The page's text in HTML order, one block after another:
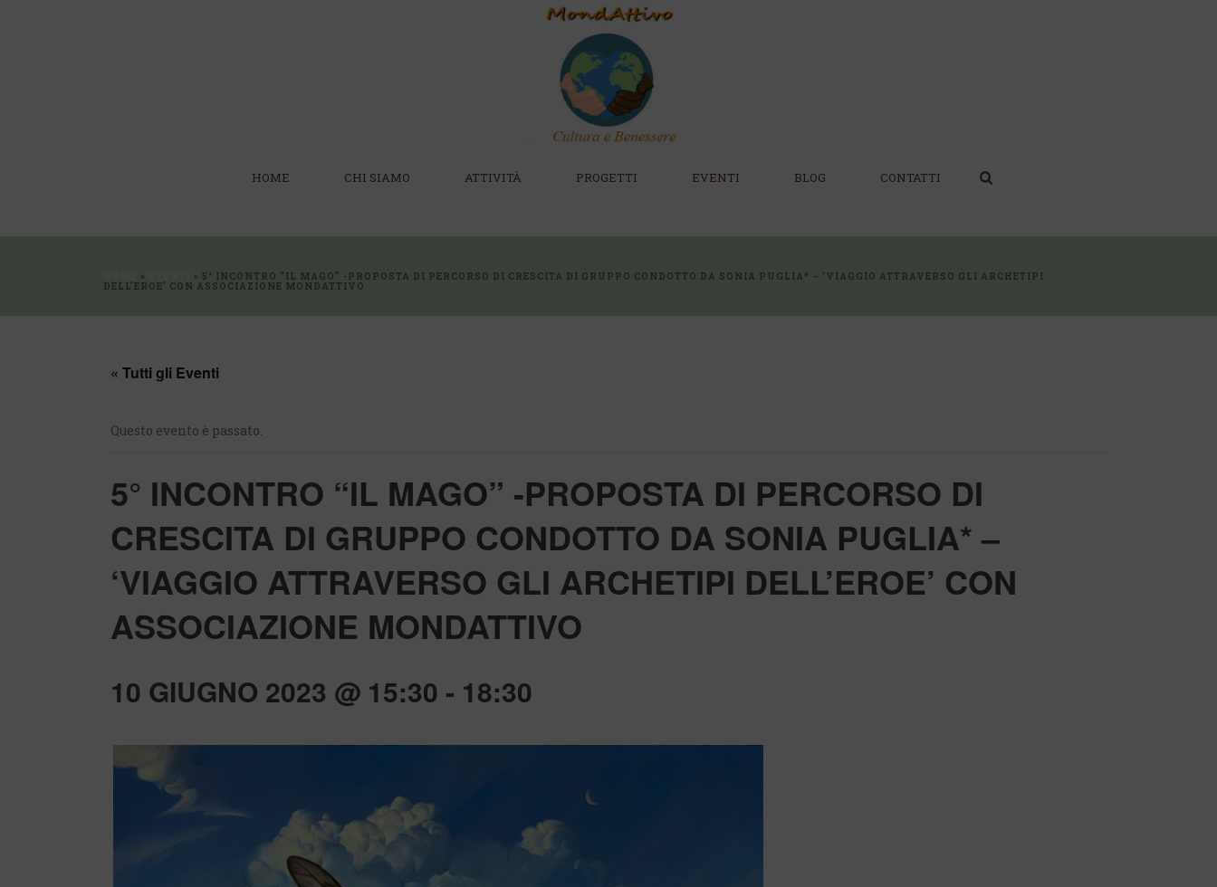
HOME CHI SIAMO ATTIVITÀ PROGETTI EVENTI BLOG CONTATTI
» » 5° INCONTRO “IL MAGO” -PROPOSTA DI PERCORSO DI CRESCITA DI GRUPPO CONDOTTO DA SONIA PUGLIA* – ‘VIAGGIO ATTRAVERSO GLI ARCHETIPI
DELL’EROE’ CON ASSOCIAZIONE MONDATTIVO
« Tutti gli Eventi
Questo evento è passato.
5° INCONTRO “IL MAGO” -PROPOSTA DI PERCORSO DI
CRESCITA DI GRUPPO CONDOTTO DA SONIA PUGLIA* –
‘VIAGGIO ATTRAVERSO GLI ARCHETIPI DELL’EROE’ CON
ASSOCIAZIONE MONDATTIVO
10 GIUGNO 2023 @ 15:30 - 18:30